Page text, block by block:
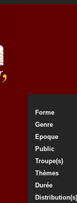
Forme
Genre
Epoque
Public
Troupe(s)
Thèmes
Durée
Distribution(s)